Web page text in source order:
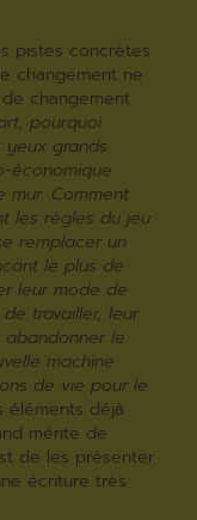
pistes concrètes
changement ne
changement.
pourquoi
yeux grands
économique
Comment
les règles du jeu
remplacer un
le plus de
leur mode de
travailler, leur
le
machine
de vie pour le
éléments déjà
mérite de
de les présenter
écriture très